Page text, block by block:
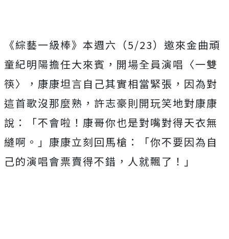
《綜藝一級棒》本週六（5/23） 邀來金曲頑
童紀明陽擔任大來賓，開場全員演唱〈一雙
筷〉， 康康坦言自己其實相當緊張，因為對
這首歌沒那麼熟， 許志豪則開玩笑地對康康
說：「不會啦！ 康哥你也是對嘴對得天衣無
縫啊。」康康立刻回馬槍：「你不要因為自
己的演唱會票賣得不錯，人就飄了！」